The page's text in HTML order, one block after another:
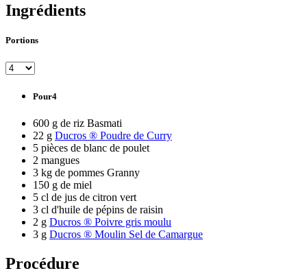
Ingrédients
Portions
Pour4
600 g de riz Basmati
22 g Ducros ® Poudre de Curry
5 pièces de blanc de poulet
2 mangues
3 kg de pommes Granny
150 g de miel
5 cl de jus de citron vert
3 cl d'huile de pépins de raisin
2 g Ducros ® Poivre gris moulu
3 g Ducros ® Moulin Sel de Camargue
Procédure